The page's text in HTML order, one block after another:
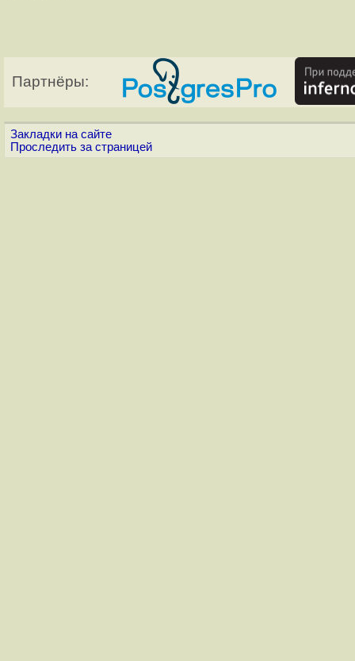
Партнёры:
Закладки на сайте
Проследить за страницей